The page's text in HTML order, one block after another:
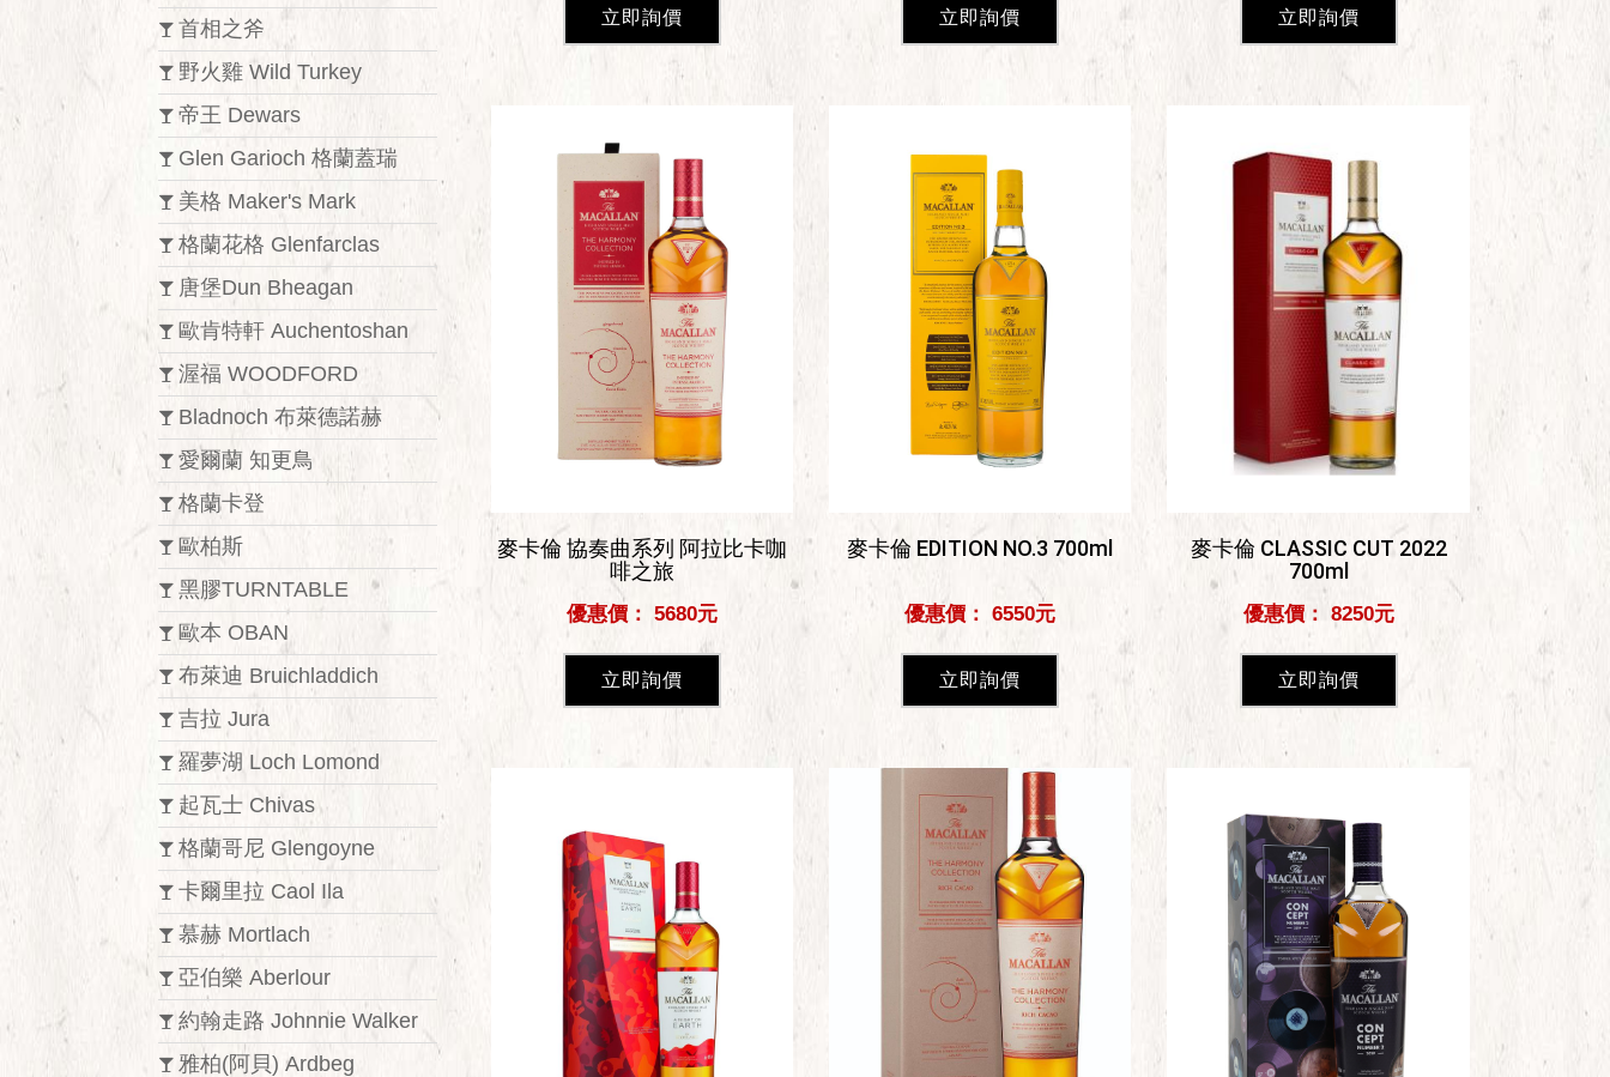
首相之斧
野火雞 Wild Turkey
帝王 Dewars
Glen Garioch 格蘭蓋瑞
美格 Maker's Mark
格蘭花格 Glenfarclas
唐堡Dun Bheagan
歐肯特軒 Auchentoshan
渥福 WOODFORD
Bladnoch 布萊德諾赫
愛爾蘭 知更鳥
格蘭卡登
歐柏斯
黑膠TURNTABLE
歐本 OBAN
布萊迪 Bruichladdich
吉拉 Jura
羅夢湖 Loch Lomond
起瓦士 Chivas
格蘭哥尼 Glengoyne
卡爾里拉 Caol Ila
慕赫 Mortlach
亞伯樂 Aberlour
約翰走路 Johnnie Walker
雅柏(阿貝) Ardbeg
立即詢價 立即詢價 立即詢價
麥卡倫 協奏曲系列 阿拉比卡咖
啡之旅
優惠價： 5680元
立即詢價
麥卡倫 EDITION NO.3 700ml
優惠價： 6550元
立即詢價
麥卡倫 CLASSIC CUT 2022
700ml
優惠價： 8250元
立即詢價